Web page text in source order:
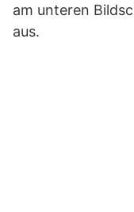
am unteren
aus.